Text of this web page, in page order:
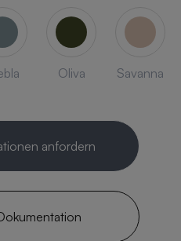
Oliva Savanna
anfordern